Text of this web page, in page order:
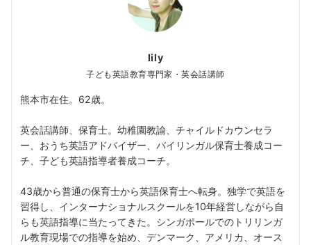
lily
子ども英語教育専門家・英会話講師
熊本市在住。62歳。
英会話講師、保育士。幼稚園教諭、チャイルドカウンセラ
ー、おうち英語アドバイザー、バイリンガル保育士養成コー
チ、子ども英語指導者養成コーチ。
43歳から普通の保育士から英語保育士へ転身。独学で英語を
習得し、インターナショナルスクールを10年経営しながら自
らも英語指導に当たってきた。シンガポールでのトリリンガ
ル教育現場での指導を始め、デンマーク、アメリカ、オース